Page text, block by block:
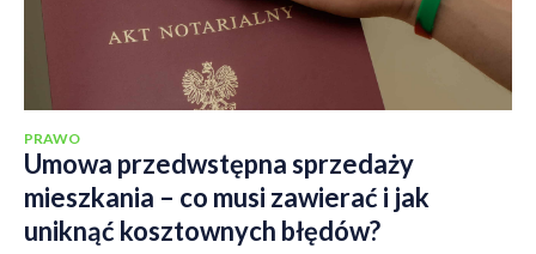
PRAWO
Umowa przedwstępna sprzedaży
mieszkania – co musi zawierać i jak
uniknąć kosztownych błędów?